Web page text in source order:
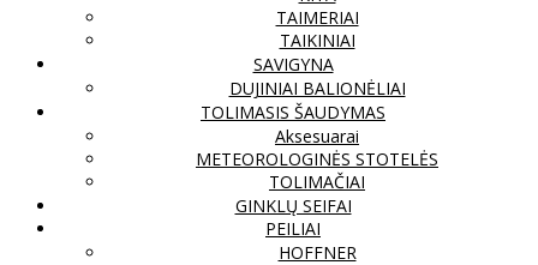
TAIMERIAI
TAIKINIAI
SAVIGYNA
DUJINIAI BALIONĖLIAI
TOLIMASIS ŠAUDYMAS
Aksesuarai
METEOROLOGINĖS STOTELĖS
TOLIMAČIAI
GINKLŲ SEIFAI
PEILIAI
HOFFNER